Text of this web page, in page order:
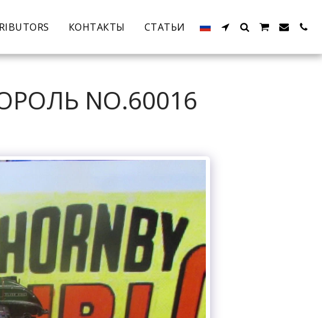
КОНТАКТЫ СТАТЬИ
NO.60016